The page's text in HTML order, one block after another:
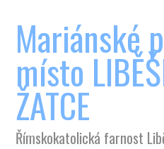
Mariánské
místo
ŽATCE
Římskokatolická farnost